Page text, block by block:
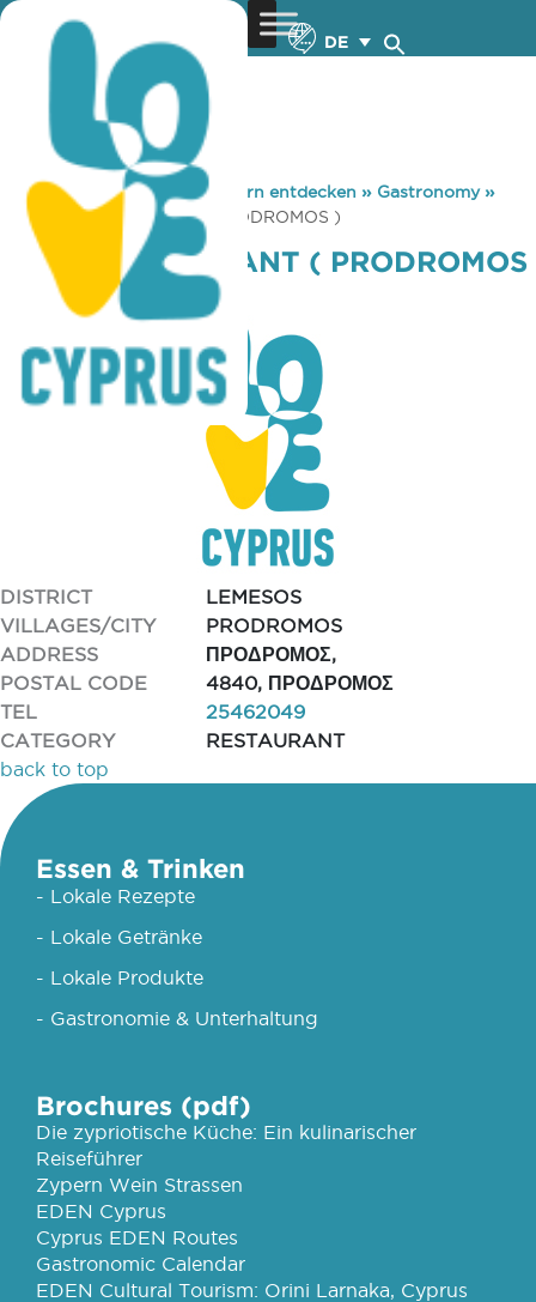
DE
You are here: Home »Zypern entdecken » Gastronomy»
LOUIS RESTAURANT ( PRODROMOS )
LOUIS RESTAURANT ( PRODROMOS
DISTRICT
LEMESOS
VILLAGES/CITY
PRODROMOS
ADDRESS
ΠΡΟΔΡΟΜΟΣ,
POSTAL CODE
4840, ΠΡΟΔΡΟΜΟΣ
TEL
25462049
CATEGORY
RESTAURANT
back to top
Essen & Trinken
- Lokale Rezepte
- Lokale Getränke
- Lokale Produkte
- Gastronomie & Unterhaltung
Brochures (pdf)
Die zypriotische Küche: Ein kulinarischer
Reiseführer
Zypern Wein Strassen
EDEN Cyprus
Cyprus EDEN Routes
Gastronomic Calendar
EDEN Cultural Tourism: Orini Larnaka, Cyprus